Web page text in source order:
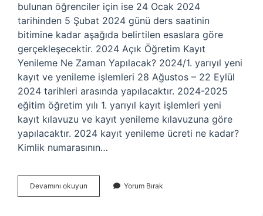
bulunan öğrenciler için ise 24 Ocak 2024
tarihinden 5 Şubat 2024 günü ders saatinin
bitimine kadar aşağıda belirtilen esaslara göre
gerçekleşecektir. 2024 Açık Öğretim Kayıt
Yenileme Ne Zaman Yapılacak? 2024/1. yarıyıl yeni
kayıt ve yenileme işlemleri 28 Ağustos – 22 Eylül
2024 tarihleri ​​arasında yapılacaktır. 2024-2025
eğitim öğretim yılı 1. yarıyıl kayıt işlemleri yeni
kayıt kılavuzu ve kayıt yenileme kılavuzuna göre
yapılacaktır. 2024 kayıt yenileme ücreti ne kadar?
Kimlik numarasının…
Devamını okuyun Acikogretim
2023
Yorum Bırak